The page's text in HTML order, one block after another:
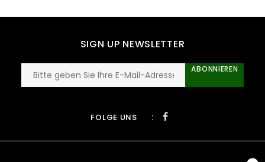
SIGN UP NEWSLETTER
ABONNIEREN
FOLGE UNS :